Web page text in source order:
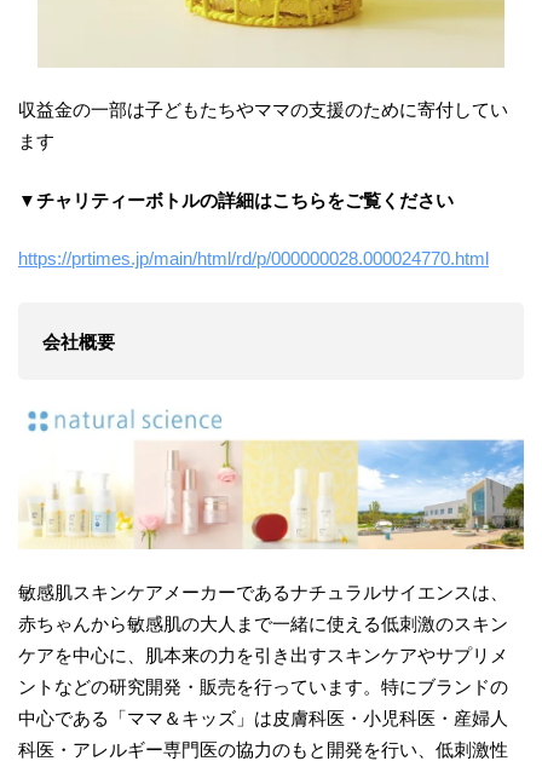
収益金の一部は子どもたちやママの支援のために寄付してい
ます
▼チャリティーボトルの詳細はこちらをご覧ください
https://prtimes.jp/main/html/rd/p/000000028.000024770.html
会社概要
敏感肌スキンケアメーカーであるナチュラルサイエンスは、
赤ちゃんから敏感肌の大人まで一緒に使える低刺激のスキン
ケアを中⼼に、肌本来の⼒を引き出すスキンケアやサプリメ
ントなどの研究開発・販売を⾏っています。特にブランドの
中⼼である「ママ＆キッズ」は⽪膚科医・⼩児科医・産婦⼈
科医・アレルギー専門医の協⼒のもと開発を⾏い、低刺激性